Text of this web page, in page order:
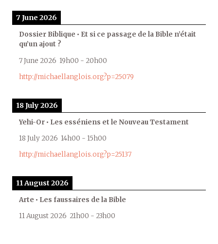
7 June 2026
Dossier Biblique • Et si ce passage de la Bible n’était
qu’un ajout ?
7 June 2026 19h00 - 20h00
http://michaellanglois.org?p=25079
18 July 2026
Yehi-Or • Les esséniens et le Nouveau Testament
18 July 2026 14h00 - 15h00
http://michaellanglois.org?p=25137
11 August 2026
Arte • Les faussaires de la Bible
11 August 2026 21h00 - 23h00